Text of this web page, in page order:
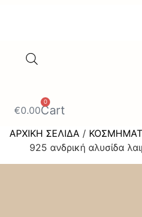
€0.00
0
Cart
ΑΡΧΙΚΉ ΣΕΛΊΔΑ /
925 ανδρική αλυσίδα